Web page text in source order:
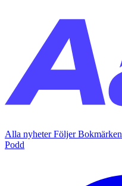
Alla nyheterFöljerBokmärken
Podd